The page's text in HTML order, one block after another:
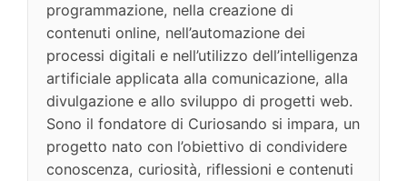
programmazione, nella creazione di
contenuti online, nell’automazione dei
processi digitali e nell’utilizzo dell’intelligenza
artificiale applicata alla comunicazione, alla
divulgazione e allo sviluppo di progetti web.
Sono il fondatore di Curiosando si impara, un
progetto nato con l’obiettivo di condividere
conoscenza, curiosità, riflessioni e contenuti